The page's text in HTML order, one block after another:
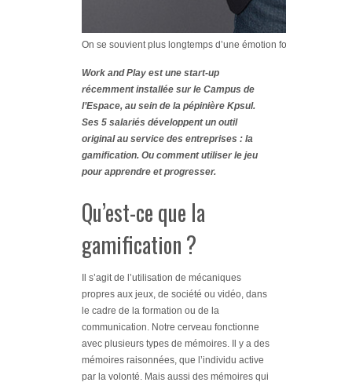
On se souvient plus longtemps d’une émotion forte que d’un
Work and Play est une start-up
récemment installée sur le Campus de
l’Espace, au sein de la pépinière Kpsul.
Ses 5 salariés développent un outil
original au service des entreprises : la
gamification. Ou comment utiliser le jeu
pour apprendre et progresser.
Qu’est-ce que la
gamification ?
Il s’agit de l’utilisation de mécaniques
propres aux jeux, de société ou vidéo, dans
le cadre de la formation ou de la
communication. Notre cerveau fonctionne
avec plusieurs types de mémoires. Il y a des
mémoires raisonnées, que l’individu active
par la volonté. Mais aussi des mémoires qui